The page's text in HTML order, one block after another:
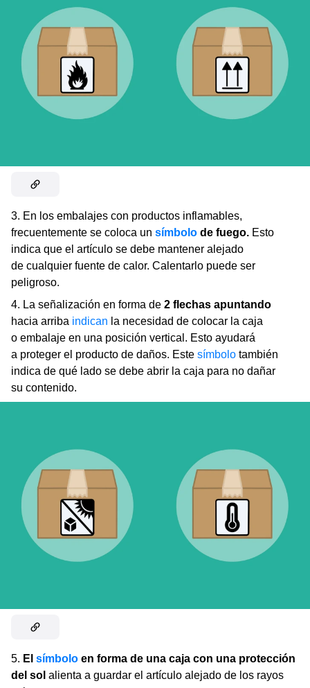
3. En los embalajes con productos inflamables,
frecuentemente se coloca un símbolo de fuego. Esto
indica que el artículo se debe mantener alejado
de cualquier fuente de calor. Calentarlo puede ser
peligroso.
4. La señalización en forma de 2 flechas apuntando
hacia arriba indican la necesidad de colocar la caja
o embalaje en una posición vertical. Esto ayudará
a proteger el producto de daños. Este símbolo también
indica de qué lado se debe abrir la caja para no dañar
su contenido.
5. El símbolo en forma de una caja con una protección
del sol alienta a guardar el artículo alejado de los rayos